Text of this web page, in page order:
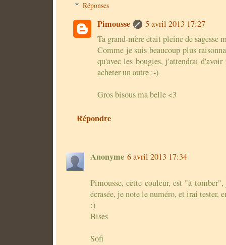
Réponses
Pimousse
5 avril 2013 17:27
Ta grand-mère était pleine de sagesse
Comme je suis beaucoup plus
qu'avec les bougies, j'attendrai
acheter un autre :-)
Gros bisous ma belle <3
Répondre
Anonyme 6 avril 2013 17:34
Pimousse, cette couleur, est "à
écrasée, je note le numéro, et irai tester,
:)
Bises
Sofi